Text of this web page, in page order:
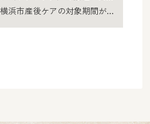
産後ケアの対象期間が拡大します